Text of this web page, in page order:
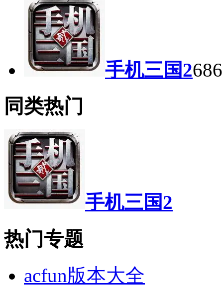
手机三国2
同类热门
手机三国2
热门专题
acfun版本大全